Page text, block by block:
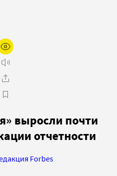
выросли почти
отчетности
Forbes